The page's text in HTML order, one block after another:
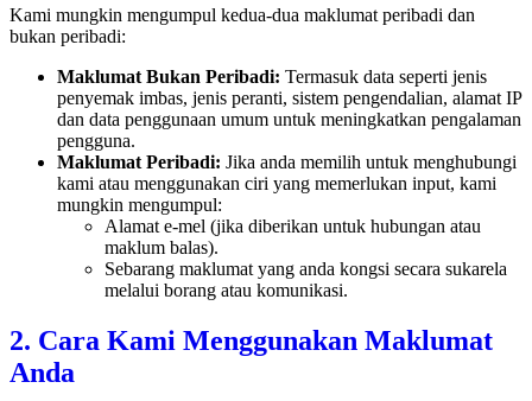
Kami mungkin mengumpul kedua-dua maklumat peribadi dan
bukan peribadi:
Maklumat Bukan Peribadi: Termasuk data seperti jenis
penyemak imbas, jenis peranti, sistem pengendalian, alamat IP
dan data penggunaan umum untuk meningkatkan pengalaman
pengguna.
Maklumat Peribadi: Jika anda memilih untuk menghubungi
kami atau menggunakan ciri yang memerlukan input, kami
mungkin mengumpul:
Alamat e-mel (jika diberikan untuk hubungan atau
maklum balas).
Sebarang maklumat yang anda kongsi secara sukarela
melalui borang atau komunikasi.
2. Cara Kami Menggunakan Maklumat
Anda